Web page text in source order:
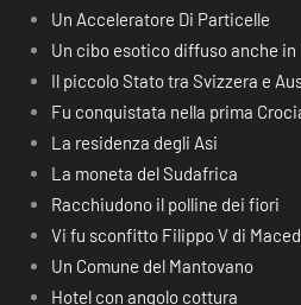
Un Acceleratore Di Particelle
Un cibo esotico diffuso anche in
Il piccolo Stato tra Svizzera e
Fu conquistata nella prima
La residenza degli Asi
La moneta del Sudafrica
Racchiudono il polline dei fiori
Vi fu sconfitto Filippo V di
Un Comune del Mantovano
Hotel con angolo cottura